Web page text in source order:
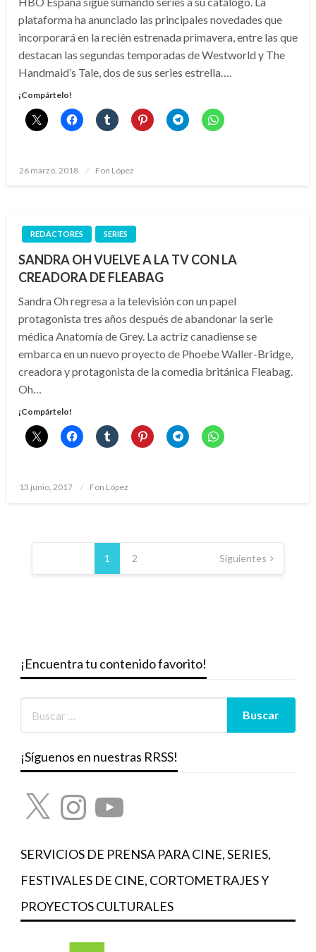
plataforma ha anunciado las principales novedades que
incorporará en la recién estrenada primavera, entre las que
destacan las segundas temporadas de Westworld y The
Handmaid’s Tale, dos de sus series estrella….
¡Compártelo!
Publicado
26 marzo, 2018 Fon López
REDACTORES SERIES
SANDRA OH VUELVE A LA TV CON LA
CREADORA DE FLEABAG
Sandra Oh regresa a la televisión con un papel
protagonista tres años después de abandonar la serie
médica Anatomía de Grey. La actriz canadiense se
embarca en un nuevo proyecto de Phoebe Waller-Bridge,
creadora y protagonista de la comedia británica Fleabag.
Oh…
¡Compártelo!
Publicado
13 junio, 2017 Fon López
Paginación
entradas
1 2 Siguientes
¡Encuentra tu contenido favorito!
¡Síguenos en nuestras RRSS!
X InstagramYouTube
SERVICIOS DE PRENSA PARA CINE, SERIES,
FESTIVALES DE CINE, CORTOMETRAJES Y
PROYECTOS CULTURALES